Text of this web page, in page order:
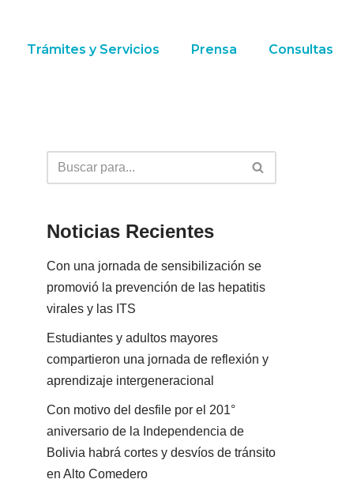
Trámites y Servicios Prensa Consultas
Noticias Recientes
Con una jornada de sensibilización se
promovió la prevención de las hepatitis
virales y las ITS
Estudiantes y adultos mayores
compartieron una jornada de reflexión y
aprendizaje intergeneracional
Con motivo del desfile por el 201°
aniversario de la Independencia de
Bolivia habrá cortes y desvíos de tránsito
en Alto Comedero